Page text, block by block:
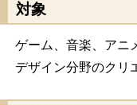
対象
ゲーム、音楽、アニ
デザイン分野のクリ